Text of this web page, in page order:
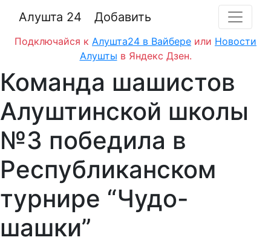
Алушта 24 Добавить
Подключайся к Алушта24 в Вайбере или Новости
Алушты в Яндекс Дзен.
Команда шашистов
Алуштинской школы
№3 победила в
Республиканском
турнире “Чудо-
шашки”